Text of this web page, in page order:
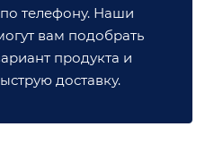
телефону. Наши
вам подобрать
продукта и
доставку.